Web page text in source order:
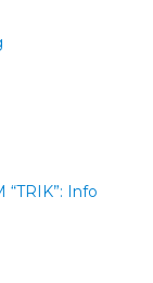
“TRIK”: Info